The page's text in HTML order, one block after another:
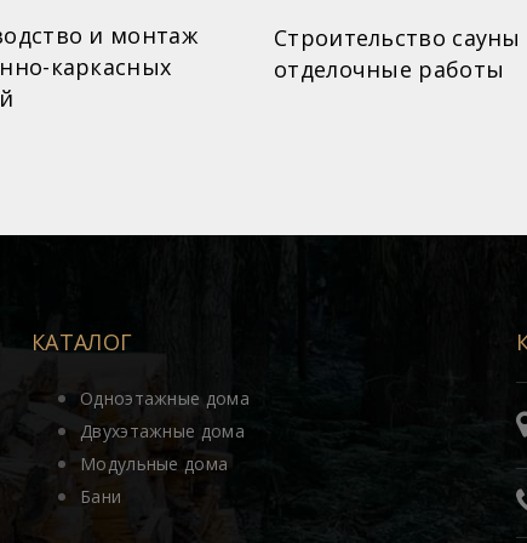
и монтаж
каркасных
Строительство сауны
отделочные работы
КАТАЛОГ
Одноэтажные дома
Двухэтажные дома
Модульные дома
Бани